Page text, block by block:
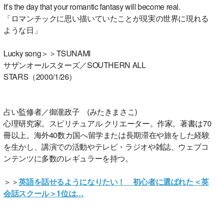
It’s the day that your romantic fantasy will become real.
「ロマンチックに思い描いていたことが現実の世界に現れる
ような日」
Lucky song＞＞TSUNAMI
サザンオールスターズ／SOUTHERN ALL
STARS（2000/1/26）
占い監修者／御瀧政子 (みたきまさこ)
心理研究家。スピリチュアル クリエーター。作家。著書は70
冊以上。海外40数カ国へ留学または長期滞在や旅をした経験
を生かし、講演での活動やテレビ・ラジオや雑誌、ウェブコ
ンテンツに多数のレギュラーを持つ。
＞＞英語を話せるようになりたい！ 初心者に選ばれた＜英
会話スクール＞1位は…